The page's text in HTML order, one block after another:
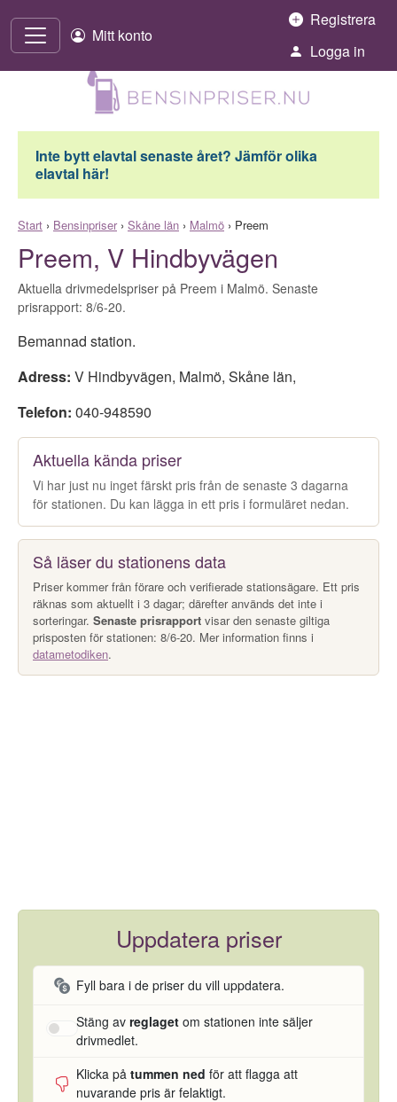
Mitt konto
Registrera
Logga in
Inte bytt elavtal senaste året? Jämför olika
elavtal här!
Start › Bensinpriser› Skåne län › Malmö › Preem
Preem, V Hindbyvägen
Aktuella drivmedelspriser på Preem i Malmö. Senaste
prisrapport: 8/6-20.
Bemannad station.
Adress: V Hindbyvägen, Malmö, Skåne län,
Telefon: 040-948590
Aktuella kända priser
Vi har just nu inget färskt pris från de senaste 3 dagarna
för stationen. Du kan lägga in ett pris i formuläret nedan.
Så läser du stationens data
Priser kommer från förare och verifierade stationsägare. Ett pris
räknas som aktuellt i 3 dagar; därefter används det inte i
sorteringar. Senaste prisrapport visar den senaste giltiga
prisposten för stationen: 8/6-20. Mer information finns i
datametodiken.
Uppdatera priser
Fyll bara i de priser du vill uppdatera.
Stäng av reglaget om stationen inte säljer
drivmedlet.
Klicka på tummen ned för att flagga att
nuvarande pris är felaktigt.